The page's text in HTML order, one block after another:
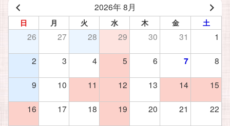
2026年 8月
日 月 火 水 木 金 土
26 27 28 29 30 31 1
2 3 4 5 6 7 8
9 10 11 12 13 14 15
16 17 18 19 20 21 22